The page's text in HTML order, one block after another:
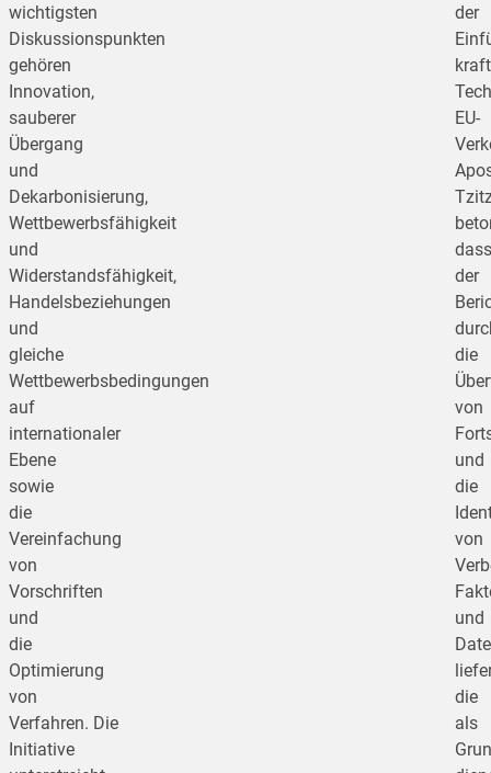
wichtigsten
Diskussionspunkten
gehören
Innovation,
sauberer
Übergang
und
Dekarbonisierung,
Wettbewerbsfähigkeit
und
Widerstandsfähigkeit,
Handelsbeziehungen
und
gleiche
Wettbewerbsbedingungen
auf
internationaler
Ebene
sowie
die
Vereinfachung
von
Vorschriften
und
die
Optimierung
von
Verfahren. Die
Initiative
der
EU-
dass
der
die
von
und
die
von
und
die
als